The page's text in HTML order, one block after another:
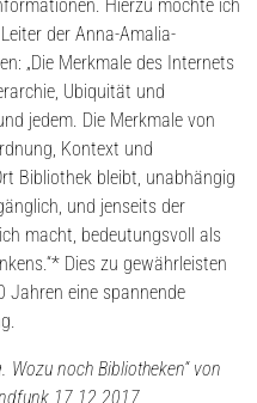
Hierzu möchte ich
der Anna-Amalia-
„Die Merkmale des Internets
Ubiquität und
jedem. Die Merkmale von
Kontext und
Bibliothek bleibt, unabhängig
und jenseits der
macht, bedeutungsvoll als
Dies zu gewährleisten
Jahren eine spannende
noch Bibliotheken“ von
17.12.2017,